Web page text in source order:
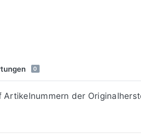
0
Artikelnummern der